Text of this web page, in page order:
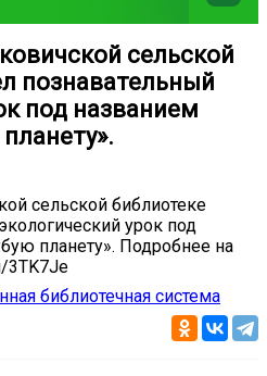
сельской
познавательный
под названием
сельской библиотеке
урок под
планету». Подробнее на
3TK7Je
библиотечная система